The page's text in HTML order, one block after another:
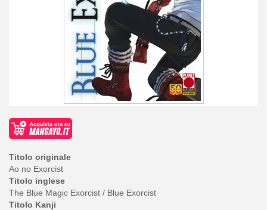
Titolo originale
Ao no Exorcist
Titolo inglese
The Blue Magic Exorcist / Blue Exorcist
Titolo Kanji